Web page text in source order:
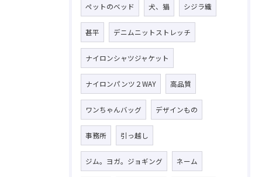
ペットのベッド 犬、猫 シジラ織
甚平 デニムニットストレッチ
ナイロンシャツジャケット
ナイロンパンツ２WAY 高品質
ワンちゃんバッグ デザインもの
事務所 引っ越し
ジム。ヨガ。ジョギング ネーム